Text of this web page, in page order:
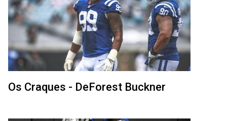
Os Craques - DeForest Buckner